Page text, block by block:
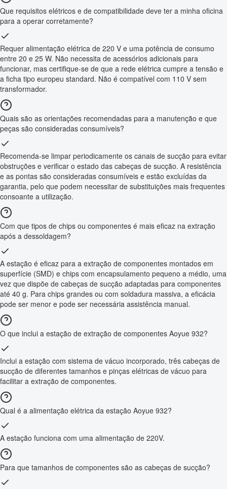
Que requisitos elétricos e de compatibilidade deve ter a minha oficina
para a operar corretamente?
Requer alimentação elétrica de 220 V e uma potência de consumo
entre 20 e 25 W. Não necessita de acessórios adicionais para
funcionar, mas certifique-se de que a rede elétrica cumpre a tensão e
a ficha tipo europeu standard. Não é compatível com 110 V sem
transformador.
Quais são as orientações recomendadas para a manutenção e que
peças são consideradas consumíveis?
Recomenda-se limpar periodicamente os canais de sucção para evitar
obstruções e verificar o estado das cabeças de sucção. A resistência
e as pontas são consideradas consumíveis e estão excluídas da
garantia, pelo que podem necessitar de substituições mais frequentes
consoante a utilização.
Com que tipos de chips ou componentes é mais eficaz na extração
após a dessoldagem?
A estação é eficaz para a extração de componentes montados em
superfície (SMD) e chips com encapsulamento pequeno a médio, uma
vez que dispõe de cabeças de sucção adaptadas para componentes
até 40 g. Para chips grandes ou com soldadura massiva, a eficácia
pode ser menor e pode ser necessária assistência manual.
O que inclui a estação de extração de componentes Aoyue 932?
Inclui a estação com sistema de vácuo incorporado, três cabeças de
sucção de diferentes tamanhos e pinças elétricas de vácuo para
facilitar a extração de componentes.
Qual é a alimentação elétrica da estação Aoyue 932?
A estação funciona com uma alimentação de 220V.
Para que tamanhos de componentes são as cabeças de sucção?